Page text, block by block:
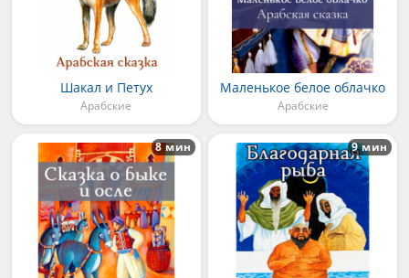
Шакал и Петух
Арабские
Маленькое белое облачко
Арабские
8 мин 9 мин